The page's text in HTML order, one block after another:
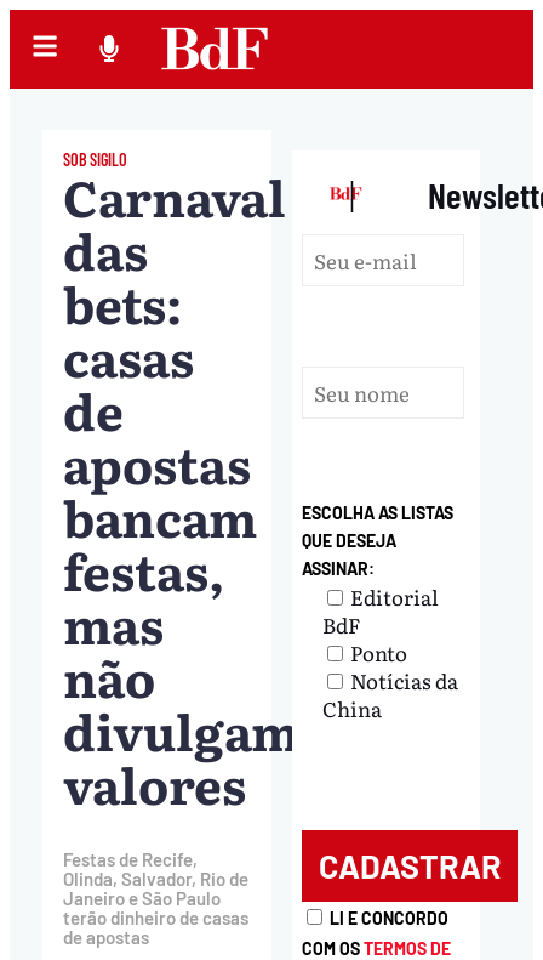
SOB SIGILO
Carnaval
das
bets:
casas
de
apostas
bancam
festas,
mas
não
divulgam
valores
Festas de Recife,
Olinda, Salvador, Rio de
Janeiro e São Paulo
terão dinheiro de casas
de apostas
|
ESCOLHA AS LISTAS
QUE DESEJA
ASSINAR:
Editorial
BdF
Ponto
Notícias da
China
LI E CONCORDO
COM OSTERMOS DE